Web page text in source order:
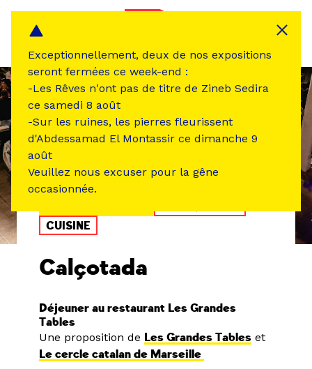
CUISINE
Calçotada
Déjeuner au restaurant Les Grandes
Tables
Une proposition de Les Grandes Tables et
Le cercle catalan de Marseille
Exceptionnellement, deux de nos expositions
seront fermées ce week-end :
-Les Rêves n'ont pas de titre de Zineb Sedira
ce samedi 8 août
-Sur les ruines, les pierres fleurissent
d'Abdessamad El Montassir ce dimanche 9
août
Veuillez nous excuser pour la gêne
occasionnée.
Panneau de gestion des cookies